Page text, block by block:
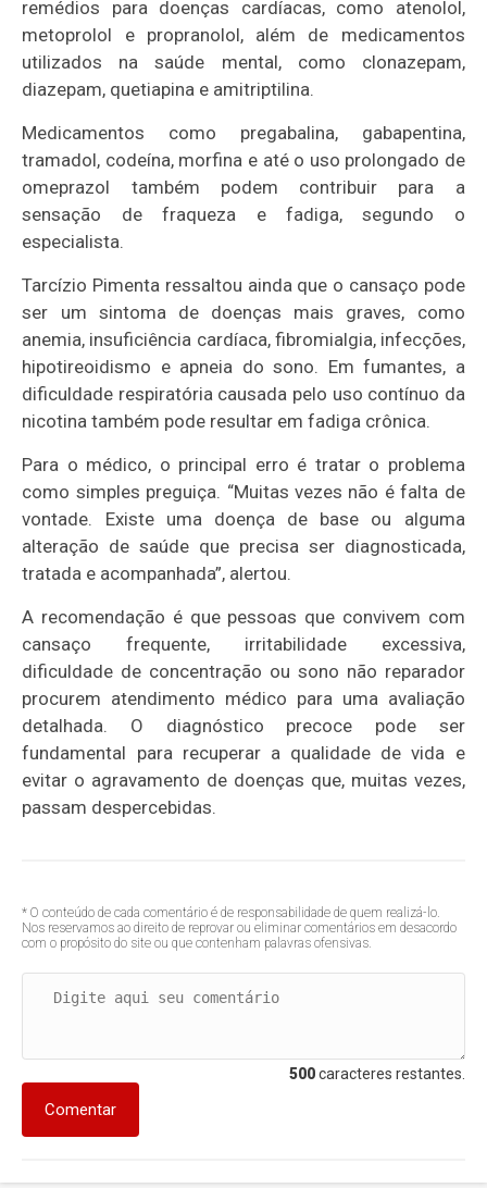
remédios para doenças cardíacas, como atenolol,
metoprolol e propranolol, além de medicamentos
utilizados na saúde mental, como clonazepam,
diazepam, quetiapina e amitriptilina.
Medicamentos como pregabalina, gabapentina,
tramadol, codeína, morfina e até o uso prolongado de
omeprazol também podem contribuir para a
sensação de fraqueza e fadiga, segundo o
especialista.
Tarcízio Pimenta ressaltou ainda que o cansaço pode
ser um sintoma de doenças mais graves, como
anemia, insuficiência cardíaca, fibromialgia, infecções,
hipotireoidismo e apneia do sono. Em fumantes, a
dificuldade respiratória causada pelo uso contínuo da
nicotina também pode resultar em fadiga crônica.
Para o médico, o principal erro é tratar o problema
como simples preguiça. “Muitas vezes não é falta de
vontade. Existe uma doença de base ou alguma
alteração de saúde que precisa ser diagnosticada,
tratada e acompanhada”, alertou.
A recomendação é que pessoas que convivem com
cansaço frequente, irritabilidade excessiva,
dificuldade de concentração ou sono não reparador
procurem atendimento médico para uma avaliação
detalhada. O diagnóstico precoce pode ser
fundamental para recuperar a qualidade de vida e
evitar o agravamento de doenças que, muitas vezes,
passam despercebidas.
* O conteúdo de cada comentário é de responsabilidade de quem realizá-lo.
Nos reservamos ao direito de reprovar ou eliminar comentários em desacordo
com o propósito do site ou que contenham palavras ofensivas.
500caracteres restantes.
Comentar